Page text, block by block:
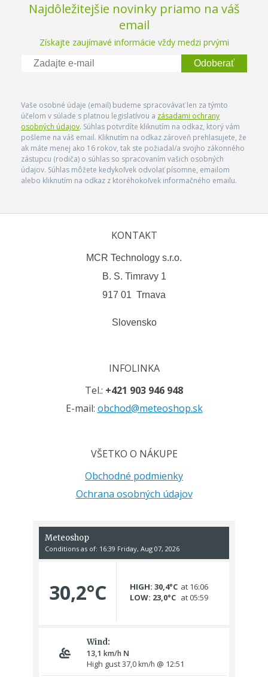
Najdôležitejšie novinky priamo na váš
email
Získajte zaujímavé informácie vždy medzi prvými
Odoberať
Vaše osobné údaje (email) budeme spracovávať len za týmto
účelom v súlade s platnou legislatívou a zásadami ochrany
osobných údajov. Súhlas potvrdíte kliknutím na odkaz, ktorý vám
pošleme na váš email. Kliknutím na odkaz zároveň prehlasujete, že
ak máte menej ako 16 rokov, tak ste požiadal/a svojho zákonného
zástupcu (rodiča) o súhlas so spracovaním vašich osobných
údajov. Súhlas môžete kedykoľvek odvolať písomne, emailom
alebo kliknutím na odkaz z ktoréhokoľvek informačného emailu.
KONTAKT
MCR Technology s.r.o.
B. S. Timravy 1
917 01 Trnava
Slovensko
INFOLINKA
Tel.: +421 903 946 948
E-mail: obchod@meteoshop.sk
VŠETKO O NÁKUPE
Obchodné podmienky
Ochrana osobných údajov